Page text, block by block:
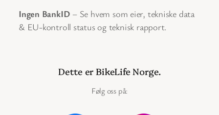
Ingen BankID – Se hvem som eier, tekniske data
& EU-kontroll status og teknisk rapport.
Dette er BikeLife Norge.
Følg oss på: